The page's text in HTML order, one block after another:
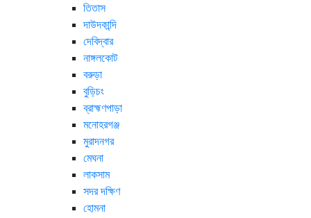
তিতাস
দাউদকান্দি
দেবিদ্বার
নাঙ্গলকোট
বরুড়া
বুড়িচং
ব্রাহ্মণপাড়া
মনোহরগঞ্জ
মুরাদনগর
মেঘনা
লাকসাম
সদর দক্ষিণ
হোমনা